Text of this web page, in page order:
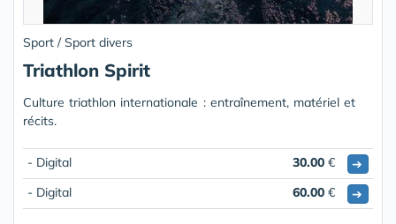
Sport / Sport divers
Triathlon Spirit
Culture triathlon internationale : entraînement, matériel et
récits.
- Digital 30.00 €
➔
- Digital
60.00 € ➔